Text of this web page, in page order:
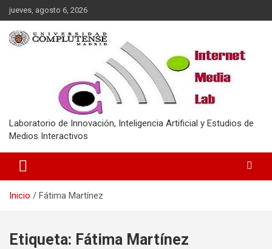
Saltar
al
contenido
jueves, agosto 6, 2026
Laboratorio de Innovación, Inteligencia Artificial y Estudios de
Medios Interactivos
Inicio Fátima Martínez
Etiqueta: Fátima Martínez